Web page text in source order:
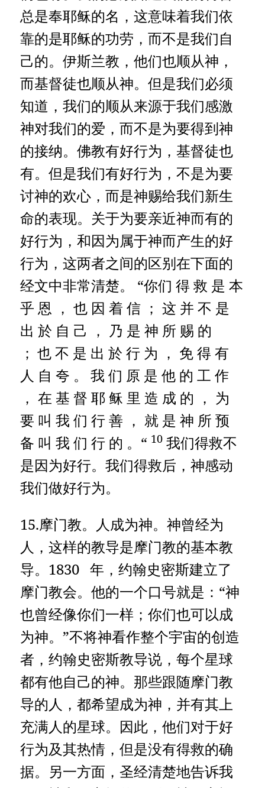
总是奉耶稣的名，这意味着我们依
靠的是耶稣的功劳，而不是我们自
己的。伊斯兰教，他们也顺从神，
而基督徒也顺从神。但是我们必须
知道，我们的顺从来源于我们感激
神对我们的爱，而不是为要得到神
的接纳。佛教有好行为，基督徒也
有。但是我们有好行为，不是为要
讨神的欢心，而是神赐给我们新生
命的表现。关于为要亲近神而有的
好行为，和因为属于神而产生的好
行为，这两者之间的区别在下面的
经文中非常清楚。 “你们 得 救 是 本
乎 恩 ， 也 因 着 信 ； 这 并 不 是
出 於 自 己 ， 乃 是 神 所 赐 的
； 也 不 是 出 於 行 为 ， 免 得 有
人 自 夸 。
我 们 原 是 他 的 工 作
， 在 基 督 耶 稣 里 造 成 的 ， 为
要 叫 我 们 行 善 ， 就 是 神 所 预
备 叫 我 们 行 的 。“ 10 我们得救不
是因为好行。我们得救后，神感动
我们做好行为。
15.摩门教。人成为神。神曾经为
人，这样的教导是摩门教的基本教
导。1830 年，约翰史密斯建立了
摩门教会。他的一个口号就是：“神
也曾经像你们一样；你们也可以成
为神。”不将神看作整个宇宙的创造
者，约翰史密斯教导说，每个星球
都有他自己的神。那些跟随摩门教
导的人，都希望成为神，并有其上
充满人的星球。因此，他们对于好
行为及其热情，但是没有得救的确
据。另一方面，圣经清楚地告诉我